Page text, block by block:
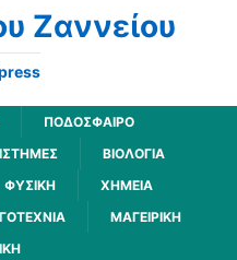
Ζαννείου
ΠΟΔΌΣΦΑΙΡΟ
ΒΙΟΛΟΓΊΑ
ΦΥΣΙΚΉ
ΧΗΜΕΊΑ
ΜΑΓΕΙΡΙΚΉ